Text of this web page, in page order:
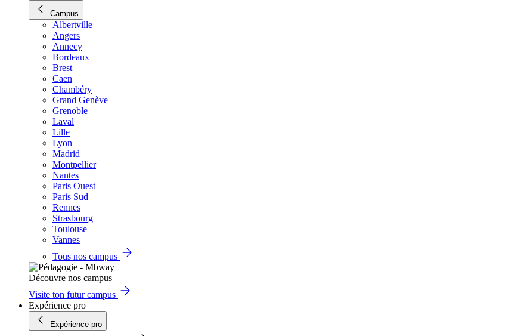
Campus
Albertville
Angers
Annecy
Bordeaux
Brest
Caen
Chambéry
Grand Genève
Grenoble
Laval
Lille
Lyon
Madrid
Montpellier
Nantes
Paris Ouest
Paris Sud
Rennes
Strasbourg
Toulouse
Vannes
Tous nos campus
Découvre nos campus
Visite ton futur campus
Expérience pro
Expérience pro